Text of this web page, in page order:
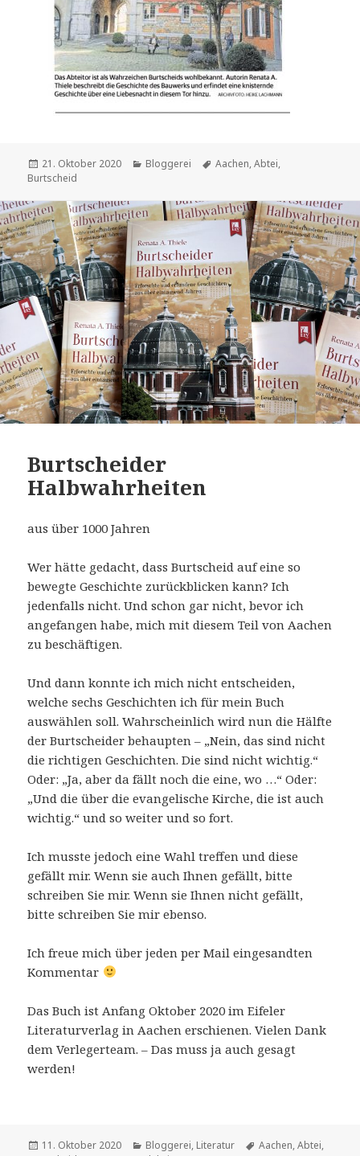
Veröffentlicht
am
21. Oktober 2020 Kategorien
Bloggerei Schlagwörter
Aachen,Abtei,
Burtscheid
Burtscheider
Halbwahrheiten
aus über 1000 Jahren
Wer hätte gedacht, dass Burtscheid auf eine so
bewegte Geschichte zurückblicken kann? Ich
jedenfalls nicht. Und schon gar nicht, bevor ich
angefangen habe, mich mit diesem Teil von Aachen
zu beschäftigen.
Und dann konnte ich mich nicht entscheiden,
welche sechs Geschichten ich für mein Buch
auswählen soll. Wahrscheinlich wird nun die Hälfte
der Burtscheider behaupten – „Nein, das sind nicht
die richtigen Geschichten. Die sind nicht wichtig.“
Oder: „Ja, aber da fällt noch die eine, wo …“ Oder:
„Und die über die evangelische Kirche, die ist auch
wichtig.“ und so weiter und so fort.
Ich musste jedoch eine Wahl treffen und diese
gefällt mir. Wenn sie auch Ihnen gefällt, bitte
schreiben Sie mir. Wenn sie Ihnen nicht gefällt,
bitte schreiben Sie mir ebenso.
Ich freue mich über jeden per Mail eingesandten
Kommentar
Das Buch ist Anfang Oktober 2020 im Eifeler
Literaturverlag in Aachen erschienen. Vielen Dank
dem Verlegerteam. – Das muss ja auch gesagt
werden!
Veröffentlicht
11. Oktober 2020 Kategorien
Bloggerei, Literatur Schlagwörter
Aachen,Abtei,